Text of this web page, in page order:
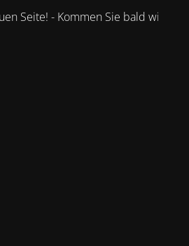
Seite! - Kommen Sie bald wieder.